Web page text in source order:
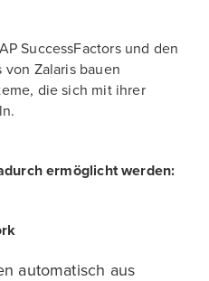
SuccessFactors und den
Zalaris bauen
die sich mit ihrer
ermöglicht werden:
automatisch aus